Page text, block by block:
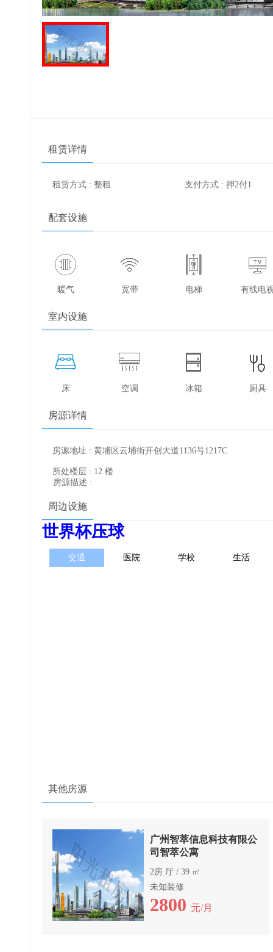
1-1
租赁详情
租赁方式 : 整租 支付方式 : 押2付1
配套设施
暖气 宽带 电梯 有线电
室内设施
床 空调 冰箱 厨具
房源详情
房源地址 : 黄埔区云埔街开创大道1136号1217C
所处楼层 : 12 楼
房源描述 :
周边设施
其他房源
广州智萃信息科技有限公
司智萃公寓
2房 厅 / 39 ㎡
未知装修
2800 元/月